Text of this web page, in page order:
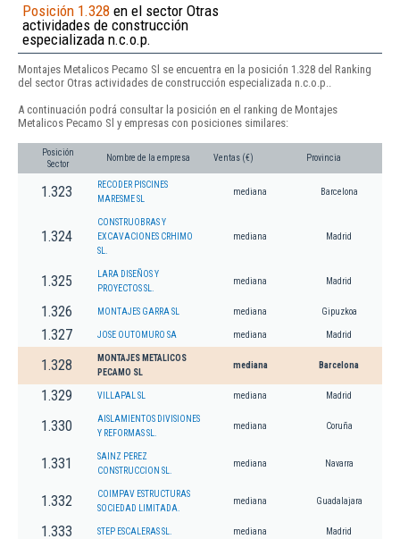
Posición 1.328 en el sector Otras
actividades de construcción
especializada n.c.o.p.
Montajes Metalicos Pecamo Sl se encuentra en la posición 1.328 del Ranking
del sector Otras actividades de construcción especializada n.c.o.p..
A continuación podrá consultar la posición en el ranking de Montajes
Metalicos Pecamo Sl y empresas con posiciones similares:
Posición
Sector
Nombre de la empresa Ventas (€) Provincia
1.323
RECODER PISCINES
MARESME SL
mediana Barcelona
1.324
CONSTRUOBRAS Y
EXCAVACIONES CRHIMO
SL.
mediana Madrid
1.325
LARA DISEÑOS Y
PROYECTOS SL.
mediana Madrid
1.326 MONTAJES GARRA SL mediana Gipuzkoa
1.327 JOSE OUTOMURO SA mediana Madrid
1.328
MONTAJES METALICOS
PECAMO SL
mediana Barcelona
1.329 VILLAPAL SL mediana Madrid
1.330
AISLAMIENTOS DIVISIONES
Y REFORMAS SL.
mediana Coruña
1.331
SAINZ PEREZ
CONSTRUCCION SL.
mediana Navarra
1.332
COIMPAV ESTRUCTURAS
SOCIEDAD LIMITADA.
mediana Guadalajara
1.333 STEP ESCALERAS SL. mediana Madrid